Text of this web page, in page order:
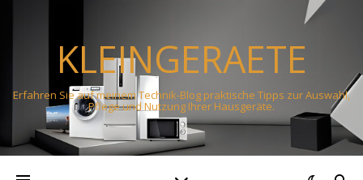
KLEINGERAETE
Erfahren Sie auf meinem Technik-Blog praktische Tipps zur Auswahl,
Pflege und Nutzung Ihrer Hausgeräte.